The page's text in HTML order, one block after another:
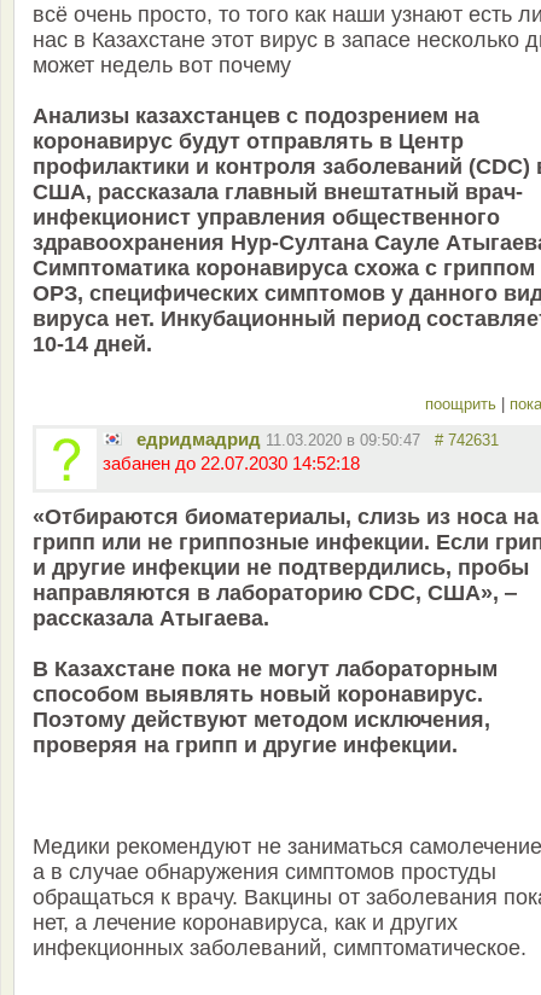
всё очень просто, то того как наши узнают есть
нас в Казахстане этот вирус в запасе несколько
может недель вот почему
Анализы казахстанцев с подозрением на
коронавирус будут отправлять в Центр
профилактики и контроля заболеваний (CDC)
США, рассказала главный внештатный врач-
инфекционист управления общественного
здравоохранения Нур-Султана Сауле
Симптоматика коронавируса схожа с гриппом
ОРЗ, специфических симптомов у данного
вируса нет. Инкубационный период
10-14 дней.
поощрить
едридмадрид 11.03.2020 в 09:50:47 # 742631
забанен до 22.07.2030 14:52:18
«Отбираются биоматериалы, слизь из носа на
грипп или не гриппозные инфекции. Если
и другие инфекции не подтвердились, пробы
направляются в лабораторию CDC, США», ‒
рассказала Атыгаева.
В Казахстане пока не могут лабораторным
способом выявлять новый коронавирус.
Поэтому действуют методом исключения,
проверяя на грипп и другие инфекции.
Медики рекомендуют не заниматься
а в случае обнаружения симптомов простуды
обращаться к врачу. Вакцины от заболевания
нет, а лечение коронавируса, как и других
инфекционных заболеваний, симптоматическое.